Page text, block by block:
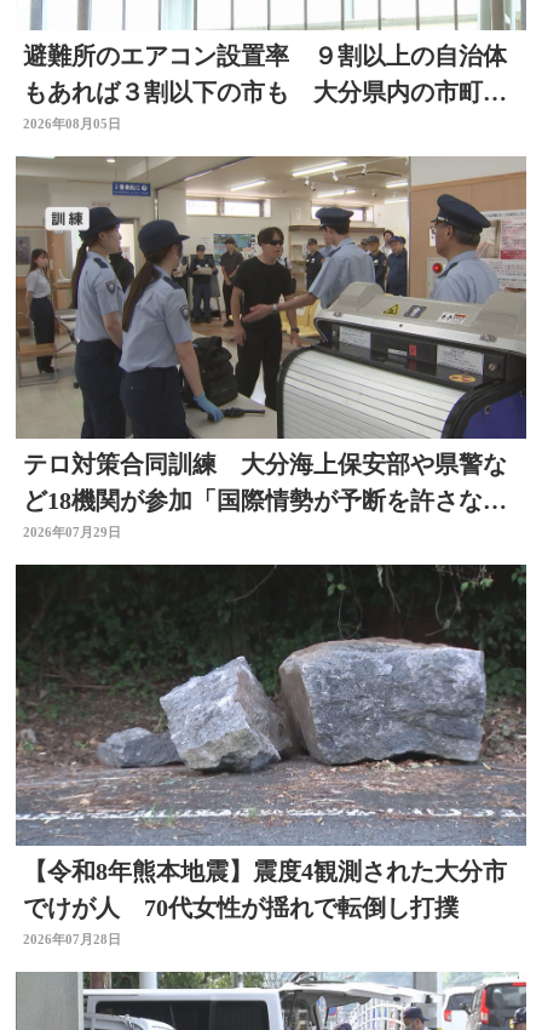
避難所のエアコン設置率 ９割以上の自治体
もあれば３割以下の市も 大分県内の市町村
を調査
2026年08月05日
テロ対策合同訓練 大分海上保安部や県警な
ど18機関が参加「国際情勢が予断を許さない
中、万が一に備え」
2026年07月29日
【令和8年熊本地震】震度4観測された大分市
でけが人 70代女性が揺れで転倒し打撲
2026年07月28日